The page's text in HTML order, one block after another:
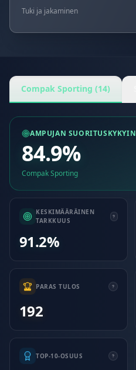
Tuki ja jakaminen
Compak Sporting (14)
AMPUJAN
84.9%
Compak Sporting
KESKIMÄÄRÄINEN
TARKKUUS
91.2%
PARAS TULOS
192
TOP-10-OSUUS